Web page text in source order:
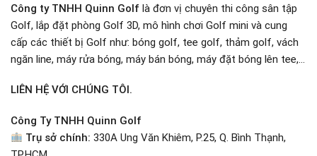
Công ty TNHH Quinn Golf là đơn vị chuyên thi công sân tập
Golf, lắp đặt phòng Golf 3D, mô hình chơi Golf mini và cung
cấp các thiết bị Golf như: bóng golf, tee golf, thảm golf, vách
ngăn line, máy rửa bóng, máy bán bóng, máy đặt bóng lên tee,…
LIÊN HỆ VỚI CHÚNG TÔI.
Công Ty TNHH Quinn Golf
Trụ sở chính: 330A Ung Văn Khiêm, P.25, Q. Bình Thạnh,